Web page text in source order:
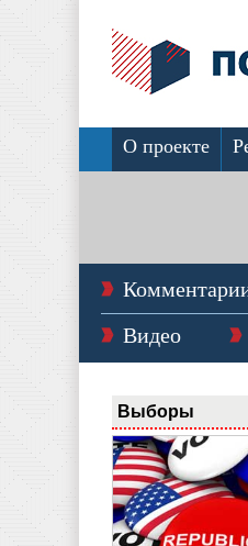
О проекте
Видео
Выборы